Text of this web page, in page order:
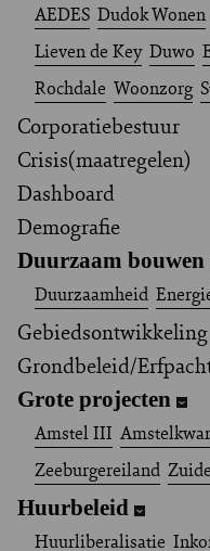
AEDES Dudok Wonen
Lieven de Key Duwo
Rochdale Woonzorg
Corporatiebestuur
Crisis(maatregelen)
Dashboard
Demografie
Duurzaam bouwen
Duurzaamheid
Gebiedsontwikkeling
Grondbeleid/
Grote projecten
Amstel III
Zeeburgereiland
Huurbeleid
Huurliberalisatie